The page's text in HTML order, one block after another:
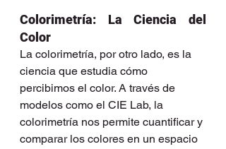
Colorimetría: La Ciencia del
Color
La colorimetría, por otro lado, es la
ciencia que estudia cómo
percibimos el color. A través de
modelos como el CIE Lab, la
colorimetría nos permite cuantificar y
comparar los colores en un espacio